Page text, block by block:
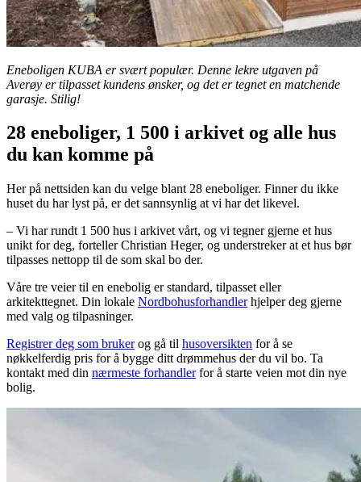
Eneboligen KUBA er svært populær. Denne lekre utgaven på
Averøy er tilpasset kundens ønsker, og det er tegnet en matchende
garasje. Stilig!
28 eneboliger, 1 500 i arkivet og alle hus
du kan komme på
Her på nettsiden kan du velge blant 28 eneboliger. Finner du ikke
huset du har lyst på, er det sannsynlig at vi har det likevel.
– Vi har rundt 1 500 hus i arkivet vårt, og vi tegner gjerne et hus
unikt for deg, forteller Christian Heger, og understreker at et hus bør
tilpasses nettopp til de som skal bo der.
Våre tre veier til en enebolig er standard, tilpasset eller
arkitekttegnet. Din lokale Nordbohusforhandlerhjelper deg gjerne
med valg og tilpasninger.
Registrer deg som brukerog gå til husoversikten for å se
nøkkelferdig pris for å bygge ditt drømmehus der du vil bo. Ta
kontakt med din nærmeste forhandlerfor å starte veien mot din nye
bolig.